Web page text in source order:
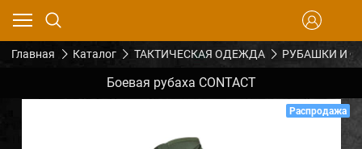
Главная Каталог ТАКТИЧЕСКАЯ ОДЕЖДА РУБАШКИ И
Боевая рубаха CONTACT
Распродажа